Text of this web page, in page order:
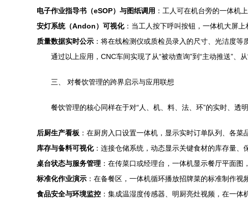
电子作业指导书（eSOP）与图纸调用 ：工人可在机台旁的一体机
安灯系统（Andon）可视化：当工人按下呼叫按钮，一体机大屏
质量数据实时公示 ：将在线检测仪或质检员录入的尺寸、光洁度
通过以上应用，CNC车间实现了从“被动查询”到“主动推送”、
三、 对餐饮管理的跨界启示与应用联想
餐饮管理的核心同样在于对“人、机、料、法、环”的实时、透
后厨生产看板 ：在厨房入口设置一体机，显示实时订单队列、各
库存与备料可视化：连接仓储系统，动态显示关键食材的库存量、
桌台状态与服务管理 ：在传菜口或经理台，一体机显示餐厅平面
标准化作业演示 ：在备餐区，一体机循环播放招牌菜的标准制作
食品安全与环境监控 ：集成温湿度传感器、明厨亮灶视频，在一